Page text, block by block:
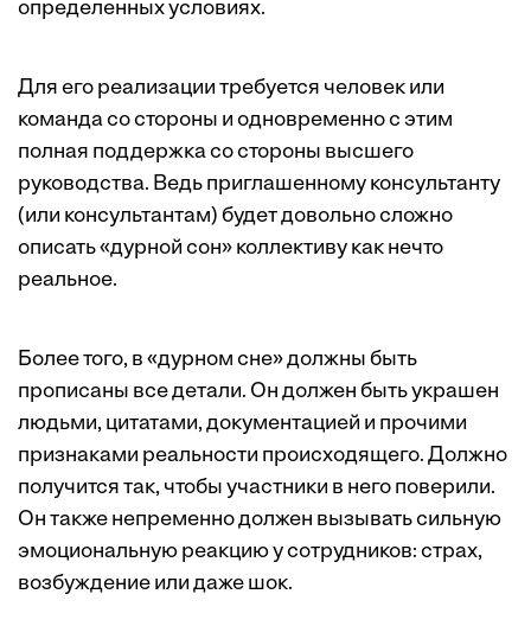
определенных условиях.
Для его реализации требуется человек или
команда со стороны и одновременно с этим
полная поддержка со стороны высшего
руководства. Ведь приглашенному консультанту
(или консультантам) будет довольно сложно
описать «дурной сон» коллективу как нечто
реальное.
Более того, в «дурном сне» должны быть
прописаны все детали. Он должен быть украшен
людьми, цитатами, документацией и прочими
признаками реальности происходящего. Должно
получится так, чтобы участники в него поверили.
Он также непременно должен вызывать сильную
эмоциональную реакцию у сотрудников: страх,
возбуждение или даже шок.